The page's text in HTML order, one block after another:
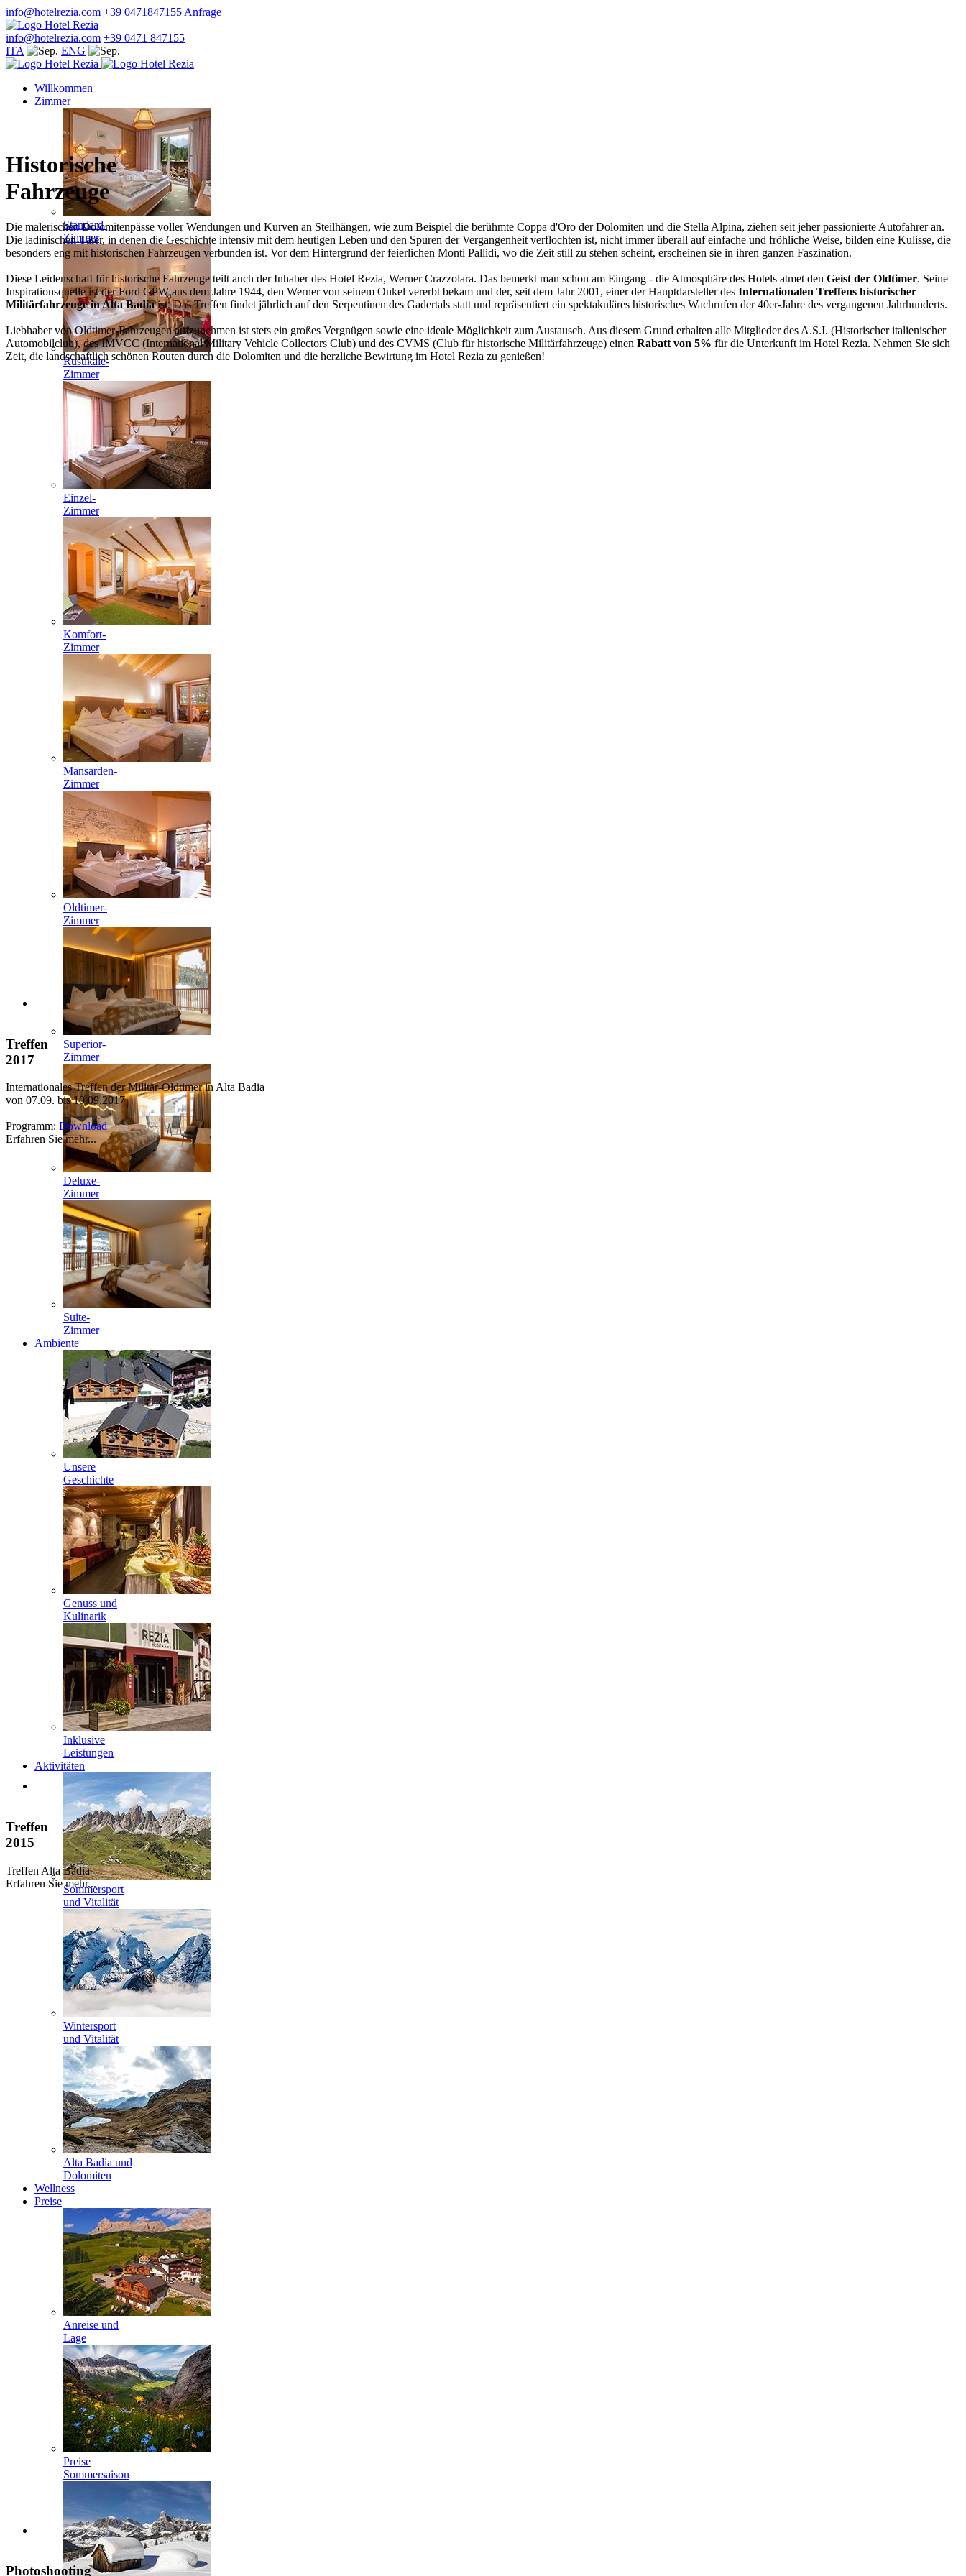
info@hotelrezia.com +39 0471847155 Anfrage
info@hotelrezia.com +39 0471 847155
ITA
ENG
Willkommen
Zimmer
Standard-
Zimmer
Rustikale-
Zimmer
Einzel-
Zimmer
Komfort-
Zimmer
Mansarden-
Zimmer
Oldtimer-
Zimmer
Superior-
Zimmer
Deluxe-
Zimmer
Suite-
Zimmer
Ambiente
Unsere
Geschichte
Genuss und
Kulinarik
Inklusive
Leistungen
Aktivitäten
Sommersport
und Vitalität
Wintersport
und Vitalität
Alta Badia und
Dolomiten
Wellness
Preise
Anreise und
Lage
Preise
Sommersaison
Historische
Fahrzeuge
Die malerischen Dolomitenpässe voller Wendungen und Kurven an Steilhängen, wie zum Beispiel die berühmte Coppa d'Oro der Dolomiten und die Stella Alpina, ziehen seit jeher passionierte Autofahrer an.
Die ladinischen Täler, in denen die Geschichte intensiv mit dem heutigen Leben und den Spuren der Vergangenheit verflochten ist, nicht immer überall auf einfache und fröhliche Weise, bilden eine Kulisse, die
besonders eng mit historischen Fahrzeugen verbunden ist. Vor dem Hintergrund der feierlichen Monti Pallidi, wo die Zeit still zu stehen scheint, erscheinen sie in ihren ganzen Faszination.
Diese Leidenschaft für historische Fahrzeuge teilt auch der Inhaber des Hotel Rezia, Werner Crazzolara. Das bemerkt man schon am Eingang - die Atmosphäre des Hotels atmet den Geist der Oldtimer. Seine
Inspirationsquelle ist der Ford GPW aus dem Jahre 1944, den Werner von seinem Onkel vererbt bekam und der, seit dem Jahr 2001, einer der Hauptdarsteller des Internationalen Treffens historischer
Militärfahrzeuge in Alta Badiaist. Das Treffen findet jährlich auf den Serpentinen des Gadertals statt und repräsentiert ein spektakuläres historisches Wachrufen der 40er-Jahre des vergangenen Jahrhunderts.
Liebhaber von Oldtimer-Fahrzeugen aufzunehmen ist stets ein großes Vergnügen sowie eine ideale Möglichkeit zum Austausch. Aus diesem Grund erhalten alle Mitglieder des A.S.I. (Historischer italienischer
Automobilclub), des IMVCC (International Military Vehicle Collectors Club) und des CVMS (Club für historische Militärfahrzeuge) einen Rabatt von 5% für die Unterkunft im Hotel Rezia. Nehmen Sie sich
Zeit, die landschaftlich schönen Routen durch die Dolomiten und die herzliche Bewirtung im Hotel Rezia zu genießen!
Treffen
2017
Internationales Treffen der Militär-Oldtimer in Alta Badia
von 07.09. bis 10.09.2017
Programm: Download
Erfahren Sie mehr...
Treffen
2015
Treffen Alta Badia
Erfahren Sie mehr...
Photoshooting